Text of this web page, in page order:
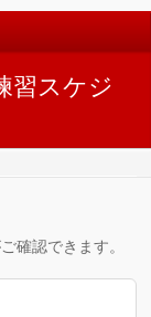
習スケジ
確認できます。